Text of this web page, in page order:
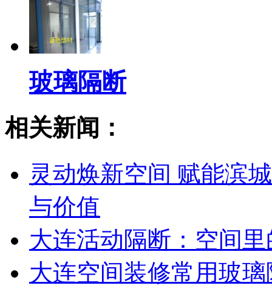
玻璃隔断
相关新闻：
灵动焕新空间 赋能滨
与价值
大连活动隔断：空间
大连空间装修常用玻